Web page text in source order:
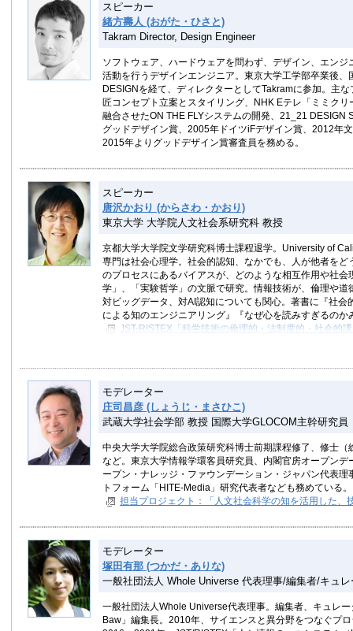
スピーカー
緒方壽人 (おがた・ひさと)
Takram Director, Design Engineer
ソフトウェア、ハードウェアを問わず、デザイン、エン
活動を行うデザインエンジニア。東京大学工学部卒業後
DESIGNを経て、ディレクターとしてTakramに参加。主
匠コンセプト立案とスタイリング、NHK Eテレ「ミミク
融合させたON THE FLYシステムの開発、21_21
グッドデザイン賞、2005年ドイツiFデザイン賞、2012年
2015年よりグッドデザイン賞審査員を務める。
スピーカー
唐沢かおり (からさわ・かおり)
東京大学 大学院人文社会系研究科 教授
京都大学大学院文学研究科博士課程退学。University of
専門は社会心理学。社会的認知、なかでも、人が他者を
のプロセスにあるバイアスが、どのような相互作用や社
学」、「実験哲学」の文脈で研究。情報技術が、倫理や
対ビッグデータ、対AI認知についても関心。著書に『社
による知のエンジニアリング』『なぜ心を読みすぎるの
JST-RISTEX「科学技術の倫理的・法制度的・社会的
モデレーター
庄司昌彦 (しょうじ・まさひこ)
武蔵大学社会学部 教授 国際大学GLOCOM主幹研究員
中央大学大学院総合政策研究科博士前期課程修了、修士
など。東京大学情報学環客員研究員、内閣官房オープン
ープン・ナレッジ・ファウンデーション・ジャパン代表
トフォーム「HITE-Media」研究代表者なども務めている。
担当プロジェクト：「人文社会科学の知を活用した
モデレーター
塚田有那 (つかだ・ありな)
一般社団法人 Whole Universe 代表理事/編集者/キュレ
一般社団法人Whole Universe代表理事。編集者、キュレ
Baw」編集長。2010年、サイエンスと異分野をつなぐプ